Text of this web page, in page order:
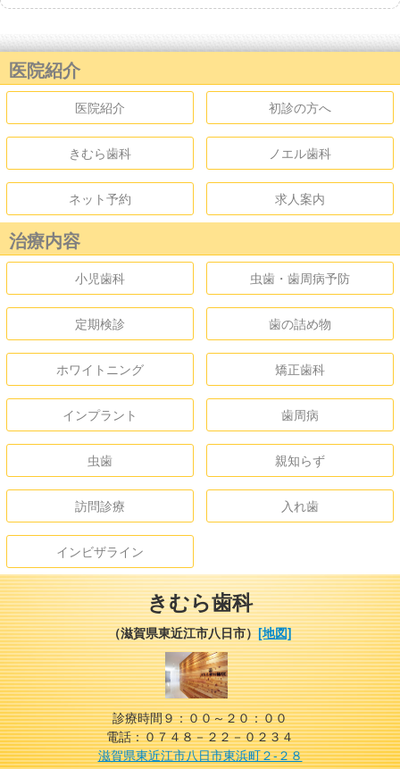
医院紹介
医院紹介 初診の方へ
きむら歯科 ノエル歯科
ネット予約 求人案内
治療内容
小児歯科 虫歯・歯周病予防
定期検診 歯の詰め物
ホワイトニング 矯正歯科
インプラント 歯周病
虫歯 親知らず
訪問診療 入れ歯
インビザライン
きむら歯科
（滋賀県東近江市八日市）[地図]
診療時間９：００～２０：００
電話：０７４８－２２－０２３４
滋賀県東近江市八日市東浜町２-２８